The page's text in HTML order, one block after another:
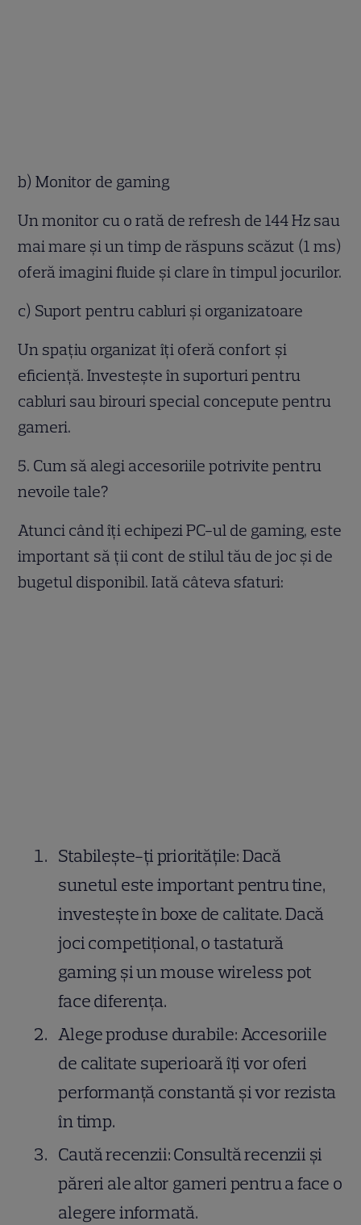
b) Monitor de gaming
Un monitor cu o rată de refresh de 144 Hz sau
mai mare și un timp de răspuns scăzut (1 ms)
oferă imagini fluide și clare în timpul jocurilor.
c) Suport pentru cabluri și organizatoare
Un spațiu organizat îți oferă confort și
eficiență. Investește în suporturi pentru
cabluri sau birouri special concepute pentru
gameri.
5. Cum să alegi accesoriile potrivite pentru
nevoile tale?
Atunci când îți echipezi PC-ul de gaming, este
important să ții cont de stilul tău de joc și de
bugetul disponibil. Iată câteva sfaturi:
Stabilește-ți prioritățile: Dacă
sunetul este important pentru tine,
investește în boxe de calitate. Dacă
joci competițional, o tastatură
gaming și un mouse wireless pot
face diferența.
Alege produse durabile: Accesoriile
de calitate superioară îți vor oferi
performanță constantă și vor rezista
în timp.
Caută recenzii: Consultă recenzii și
păreri ale altor gameri pentru a face o
alegere informată.